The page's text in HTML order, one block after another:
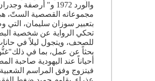
بتعبير سوزان سليمان، التي
تحكي الرواية عن شخصية
للصحف، ويتجول ليلاً في
بحثاً عن عمل، بما في
أحياناً عند اليهودية صاحبة
فيتزوج وفق المراسم